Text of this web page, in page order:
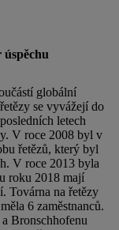
globální
se vyvážejí do
letech
V roce 2008 byl v
řetězů, který byl
V roce 2013 byla
roku 2018 mají
Továrna na řetězy
6 zaměstnanců.
Bronschhofenu